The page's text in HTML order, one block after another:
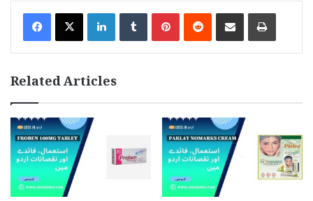
LinkedInTumblrPinterestReddit Share via Email Print
Related Articles